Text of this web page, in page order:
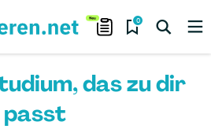
0
das zu dir
passt